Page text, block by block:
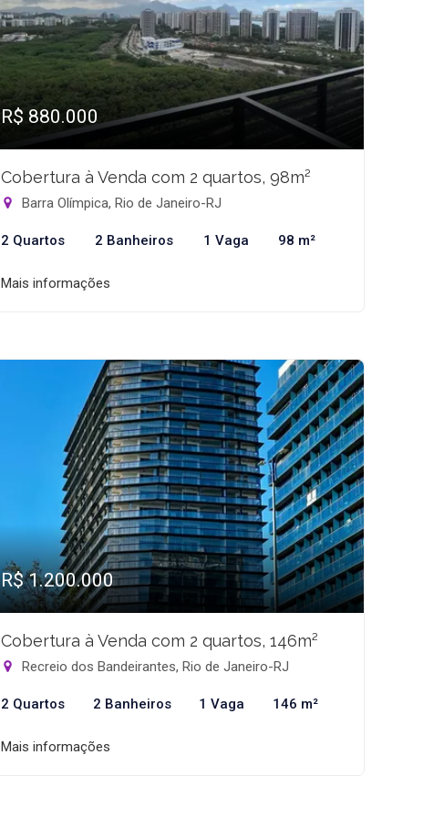
R$ 880.000
Cobertura à Venda com 2 quartos, 98m²
Barra Olímpica, Rio de Janeiro-RJ
2 Quartos 2 Banheiros 1 Vaga 98 m²
Mais informações
R$ 1.200.000
Cobertura à Venda com 2 quartos, 146m²
Recreio dos Bandeirantes, Rio de Janeiro-RJ
2 Quartos 2 Banheiros 1 Vaga 146 m²
Mais informações